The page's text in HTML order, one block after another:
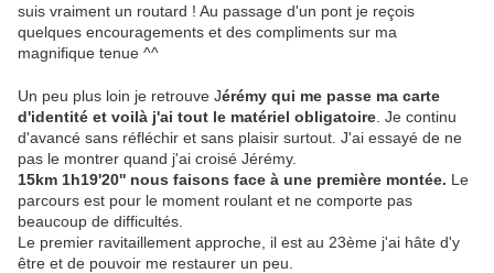
suis vraiment un routard ! Au passage d'un pont je reçois
quelques encouragements et des compliments sur ma
magnifique tenue ^^
Un peu plus loin je retrouve Jérémy qui me passe ma carte
d'identité et voilà j'ai tout le matériel obligatoire . Je continu
d'avancé sans réfléchir et sans plaisir surtout. J'ai essayé de ne
pas le montrer quand j'ai croisé Jérémy.
15km 1h19'20'' nous faisons face à une première montée. Le
parcours est pour le moment roulant et ne comporte pas
beaucoup de difficultés.
Le premier ravitaillement approche, il est au 23ème j'ai hâte d'y
être et de pouvoir me restaurer un peu.